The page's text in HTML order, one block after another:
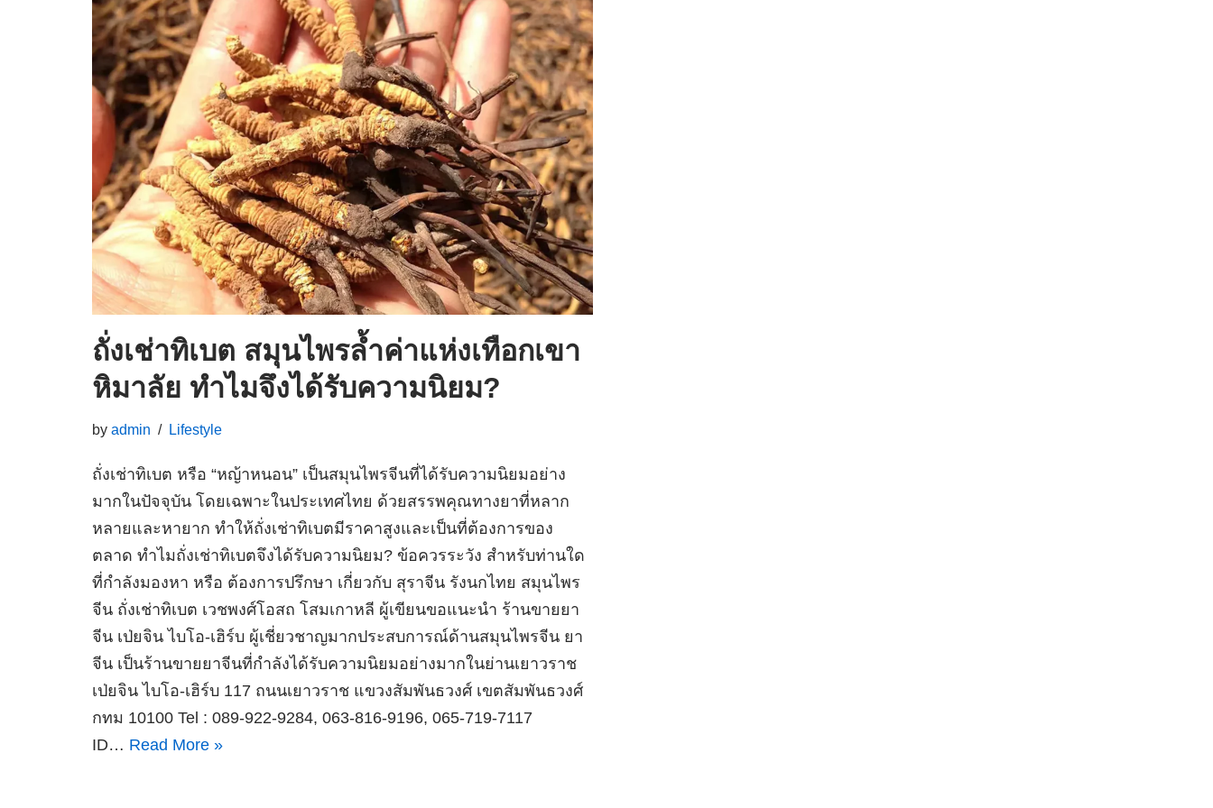
ถั่งเช่าทิเบต สมุนไพรล้ำค่าแห่งเทือกเขา
หิมาลัย ทำไมจึงได้รับความนิยม?
by admin Lifestyle
ถั่งเช่าทิเบต หรือ “หญ้าหนอน” เป็นสมุนไพรจีนที่ได้รับความนิยมอย่าง
มากในปัจจุบัน โดยเฉพาะในประเทศไทย ด้วยสรรพคุณทางยาที่หลาก
หลายและหายาก ทำให้ถั่งเช่าทิเบตมีราคาสูงและเป็นที่ต้องการของ
ตลาด ทำไมถั่งเช่าทิเบตจึงได้รับความนิยม? ข้อควรระวัง สำหรับท่านใด
ที่กำลังมองหา หรือ ต้องการปรึกษา เกี่ยวกับ สุราจีน รังนกไทย สมุนไพร
จีน ถั่งเช่าทิเบต เวชพงศ์โอสถ โสมเกาหลี ผู้เขียนขอแนะนำ ร้านขายยา
จีน เป่ยจิน ไบโอ-เฮิร์บ ผู้เชี่ยวชาญมากประสบการณ์ด้านสมุนไพรจีน ยา
จีน เป็นร้านขายยาจีนที่กำลังได้รับความนิยมอย่างมากในย่านเยาวราช
เป่ยจิน ไบโอ-เฮิร์บ 117 ถนนเยาวราช แขวงสัมพันธวงศ์ เขตสัมพันธวงศ์
กทม 10100 Tel : 089-922-9284, 063-816-9196, 065-719-7117
ID… Read More »